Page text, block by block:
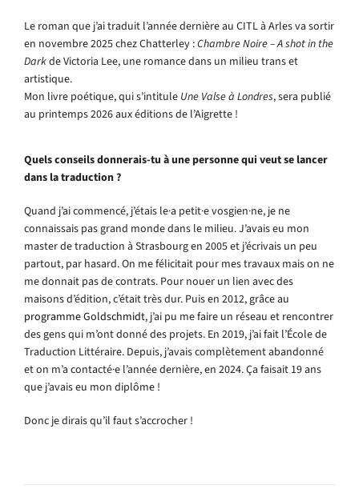
Le roman que j’ai traduit l’année dernière au CITL à Arles va sortir
en novembre 2025 chez Chatterley :Chambre Noire – A shot in the
Darkde Victoria Lee, une romance dans un milieu trans et
artistique.
Mon livre poétique, qui s’intitule Une Valse à Londres, sera publié
au printemps 2026 aux éditions de l’Aigrette !
Quels conseils donnerais-tu à une personne qui veut se lancer
dans la traduction ?
Quand j’ai commencé, j’étais le·a petit·e vosgien·ne, je ne
connaissais pas grand monde dans le milieu. J’avais eu mon
master de traduction à Strasbourg en 2005 et j’écrivais un peu
partout, par hasard. On me félicitait pour mes travaux mais on ne
me donnait pas de contrats. Pour nouer un lien avec des
maisons d’édition, c’était très dur. Puis en 2012, grâce au
programme Goldschmidt, j’ai pu me faire un réseau et rencontrer
des gens qui m’ont donné des projets. En 2019, j’ai fait l’École de
Traduction Littéraire. Depuis, j’avais complètement abandonné
et on m’a contacté·e l’année dernière, en 2024. Ça faisait 19 ans
que j’avais eu mon diplôme !
Donc je dirais qu’il faut s’accrocher !